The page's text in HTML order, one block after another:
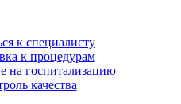
к специалисту
к процедурам
на госпитализацию
качества